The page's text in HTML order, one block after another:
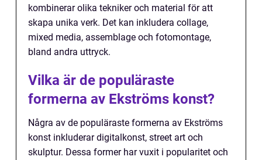
kombinerar olika tekniker och material för att
skapa unika verk. Det kan inkludera collage,
mixed media, assemblage och fotomontage,
bland andra uttryck.
Vilka är de populäraste
formerna av Ekströms konst?
Några av de populäraste formerna av Ekströms
konst inkluderar digitalkonst, street art och
skulptur. Dessa former har vuxit i popularitet och